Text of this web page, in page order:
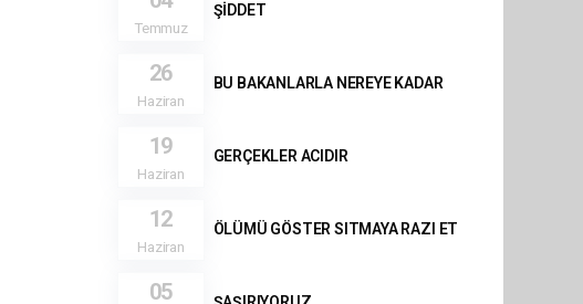
Temmuz
ŞİDDET
26
Haziran
BU BAKANLARLA NEREYE KADAR
19
Haziran
GERÇEKLER ACIDIR
12
Haziran
ÖLÜMÜ GÖSTER SITMAYA RAZI ET
05